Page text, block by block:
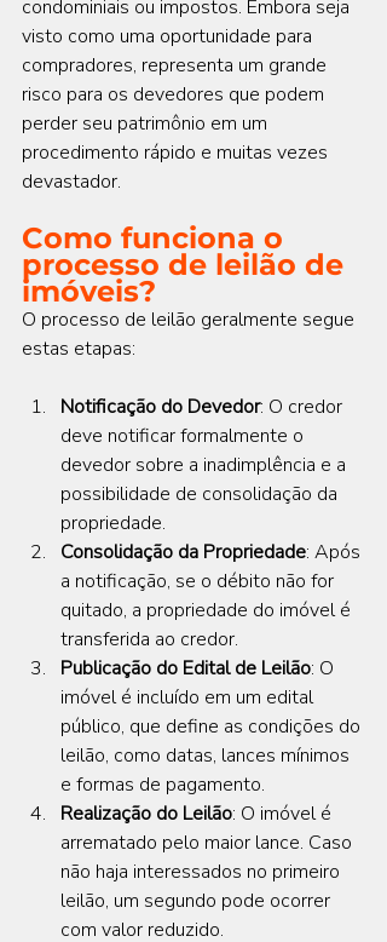
condominiais ou impostos. Embora seja
visto como uma oportunidade para
compradores, representa um grande
risco para os devedores que podem
perder seu patrimônio em um
procedimento rápido e muitas vezes
devastador.
Como funciona o
processo de leilão de
imóveis?
O processo de leilão geralmente segue
estas etapas:
Notificação do Devedor: O credor
deve notificar formalmente o
devedor sobre a inadimplência e a
possibilidade de consolidação da
propriedade.
Consolidação da Propriedade: Após
a notificação, se o débito não for
quitado, a propriedade do imóvel é
transferida ao credor.
Publicação do Edital de Leilão: O
imóvel é incluído em um edital
público, que define as condições do
leilão, como datas, lances mínimos
e formas de pagamento.
Realização do Leilão: O imóvel é
arrematado pelo maior lance. Caso
não haja interessados no primeiro
leilão, um segundo pode ocorrer
com valor reduzido.